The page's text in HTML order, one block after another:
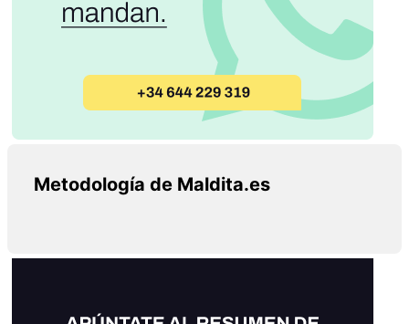
Metodología de Maldita.es